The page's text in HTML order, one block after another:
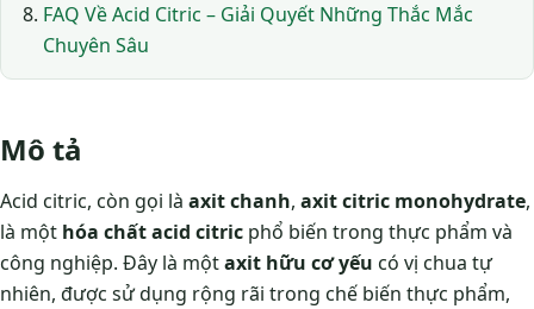
FAQ Về Acid Citric – Giải Quyết Những Thắc Mắc
Chuyên Sâu
Mô tả
Acid citric, còn gọi là axit chanh, axit citric monohydrate,
là một hóa chất acid citric phổ biến trong thực phẩm và
công nghiệp. Đây là mộtaxit hữu cơ yếu có vị chua tự
nhiên, được sử dụng rộng rãi trong chế biến thực phẩm,